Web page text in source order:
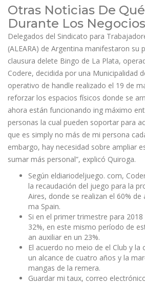
Otras Noticias De
Durante Los Negocios
Delegados del Sindicato para
(ALEARA) de Argentina manifestaron su
clausura delete Bingo de La Plata,
Codere, decidida por una Municipalidad
operativo de handle realizado el 19 de
reforzar los espacios físicos donde se
ahora están funcionando ing máximo
personas la cual pueden soportar para
que es simply no más de mi persona
embargo, hay necesidad sobre ampliar
sumar más personal”, explicó Quiroga.
Según eldiariodeljuego. com,
la recaudación del juego para la
Aires, donde se realizan el 60%
ma Spain.
Si en el primer trimestre para
32%, en este mismo período de
an auxiliar en un 23%.
El acuerdo no meio de el Club y la
un alcance de cuatro años y la
mangas de la remera.
Guardar mi taux, correo